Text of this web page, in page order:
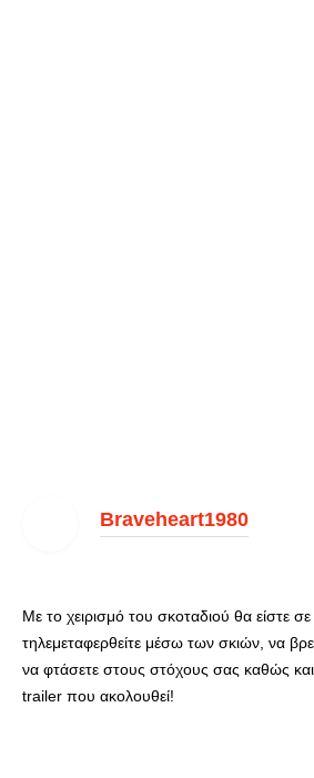
Braveheart1980
Με το χειρισμό του σκοταδιού θα είστε
τηλεμεταφερθείτε μέσω των σκιών, να
να φτάσετε στους στόχους σας καθώς
trailer που ακολουθεί!